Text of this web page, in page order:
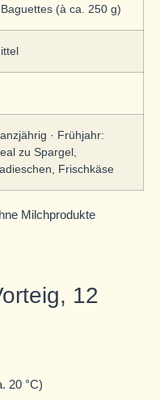
(à ca. 250 g)
· Frühjahr:
zu Spargel,
Frischkäse
Milchprodukte
12
20 °C)